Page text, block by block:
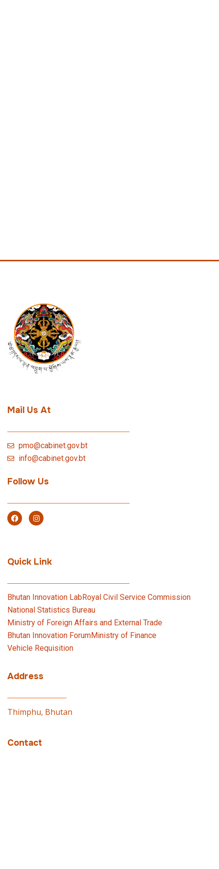
Mail Us At
pmo@cabinet.gov.bt
info@cabinet.gov.bt
Follow Us
Quick Link
Bhutan Innovation LabRoyal Civil Service Commission
National Statistics Bureau
Ministry of Foreign Affairs and External Trade
Bhutan Innovation ForumMinistry of Finance
Vehicle Requisition
Address
Thimphu, Bhutan
Contact